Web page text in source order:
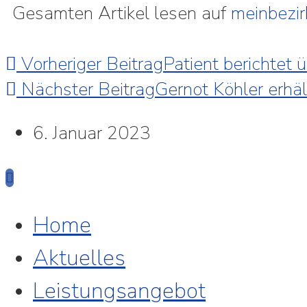
Gesamten Artikel lesen auf
Vorheriger BeitragPatient berichtet
Nächster BeitragGernot Köhler
6. Januar 2023
Home
Aktuelles
Leistungsangebot